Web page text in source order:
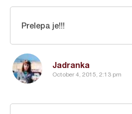
Jadranka
October 4, 2015, 2:13 pm
Prelepa je!!!